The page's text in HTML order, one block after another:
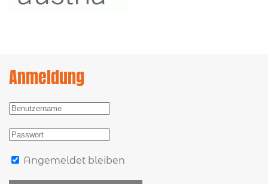
Anmeldung
Angemeldet bleiben